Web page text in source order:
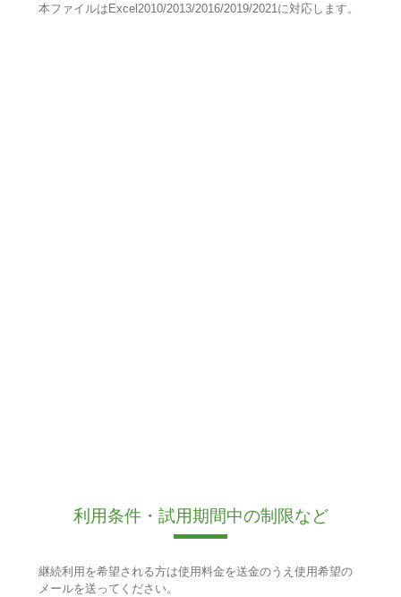
本ファイルはExcel2010/2013/2016/2019/2021に対応します。
利用条件・試用期間中の制限など
継続利用を希望される方は使用料金を送金のうえ使用希望の
メールを送ってください。